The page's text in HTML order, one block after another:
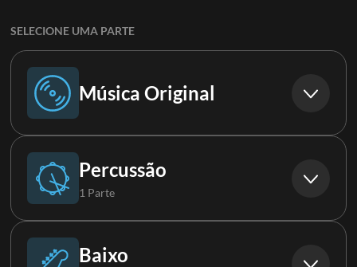
SELECIONE UMA PARTE
Música Original
Música Original
Percussão
1 Parte
Bateria (L)
Baixo